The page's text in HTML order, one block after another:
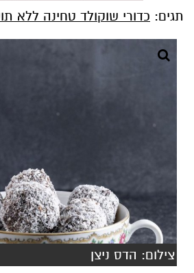
תגים: כדורי שוקולד טחינה ללא
צילום: הדס ניצן